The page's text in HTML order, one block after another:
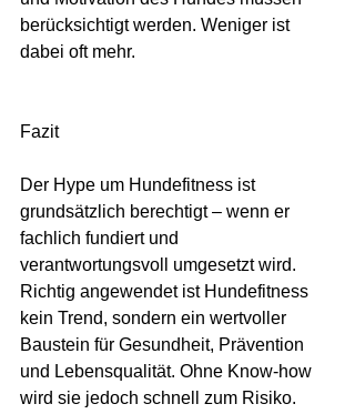
berücksichtigt werden. Weniger ist
dabei oft mehr.
Fazit
Der Hype um Hundefitness ist
grundsätzlich berechtigt – wenn er
fachlich fundiert und
verantwortungsvoll umgesetzt wird.
Richtig angewendet ist Hundefitness
kein Trend, sondern ein wertvoller
Baustein für Gesundheit, Prävention
und Lebensqualität. Ohne Know-how
wird sie jedoch schnell zum Risiko.